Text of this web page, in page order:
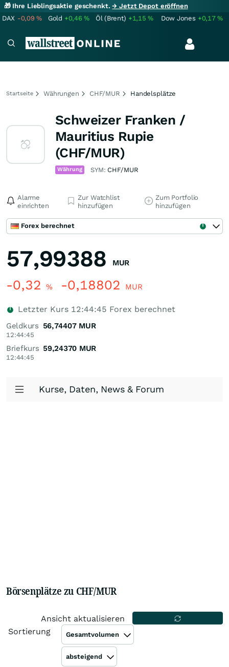
🎁 Ihre Lieblingsaktie geschenkt.→ Jetzt Depot eröffnen
DAX -0,09% Gold +0,46% Öl (Brent) +1,15% Dow Jones +0,17%
Startseite Währungen CHF/MUR Handelsplätze
Schweizer Franken /
Mauritius Rupie
(CHF/MUR)
Währung SYM: CHF/MUR
Alarme
einrichten
Zur Watchlist
hinzufügen
Zum Portfolio
hinzufügen
Forex berechnet
57,99388 MUR
-0,32 % -0,18802 MUR
Letzter Kurs 12:44:45 Forex berechnet
Geldkurs
12:44:45
56,74407 MUR
Briefkurs
12:44:45
59,24370 MUR
Kurse, Daten, News & Forum
Börsenplätze zu CHF/MUR
Ansicht aktualisieren
Sortierung
Gesamtvolumen
absteigend